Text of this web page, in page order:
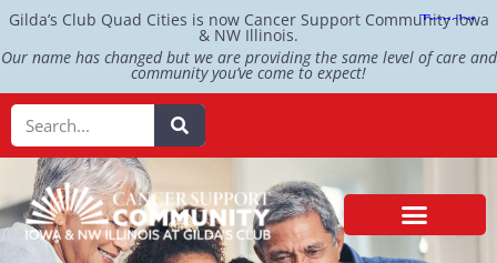
Gilda’s Club Quad Cities is now Cancer Support Community Iowa
& NW Illinois.
Our name has changed but we are providing the same level of care and
community you’ve come to expect!